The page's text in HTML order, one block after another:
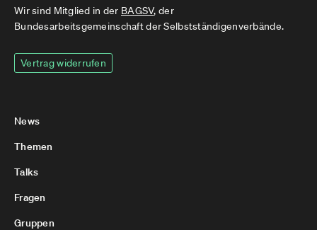
Wir sind Mitglied in der BAGSV, der
Bundesarbeitsgemeinschaft der Selbstständigenverbände.
Vertrag widerrufen
News
Themen
Talks
Fragen
Gruppen